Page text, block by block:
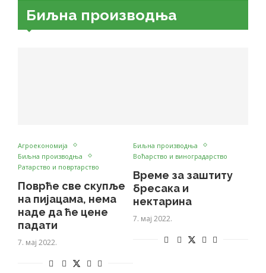
Биљна производња
Агроекономија
Биљна производња
Ратарство и повртарство
Поврће све скупље
на пијацама, нема
наде да ће цене
падати
7. мај 2022.
Биљна производња
Воћарство и виноградарство
Време за заштиту
бресака и
нектарина
7. мај 2022.